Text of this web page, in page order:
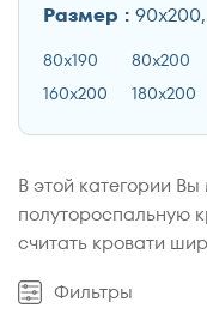
Размер :
80x190 80x200
160x200
180x200
В этой категории
полутороспальную
считать кровати
Фильтры